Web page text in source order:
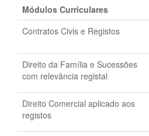
Módulos Curriculares
Contratos Civis e Registos
Direito da Família e Sucessões
com relevância registal
Direito Comercial aplicado aos
registos